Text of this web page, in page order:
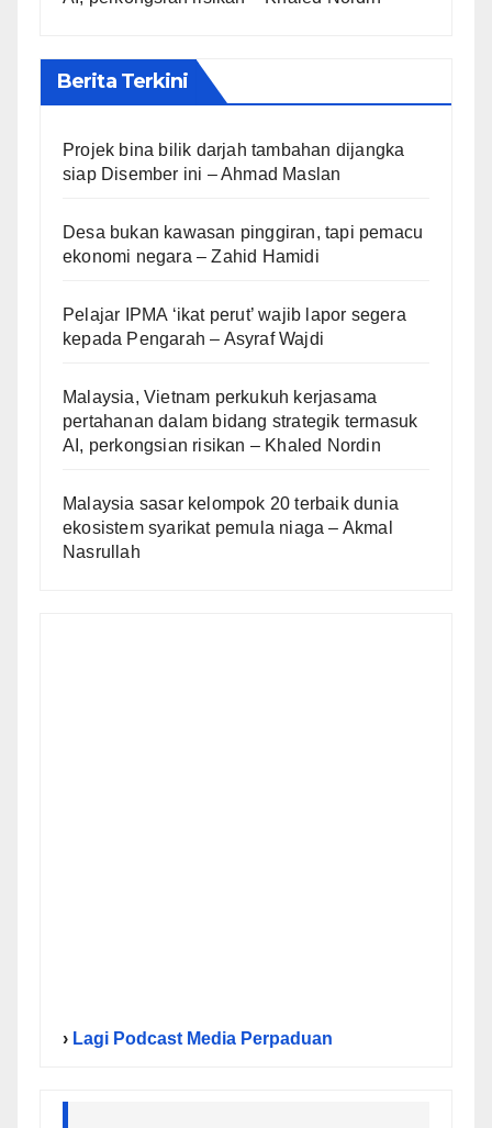
Berita Terkini
Projek bina bilik darjah tambahan dijangka
siap Disember ini – Ahmad Maslan
Desa bukan kawasan pinggiran, tapi pemacu
ekonomi negara – Zahid Hamidi
Pelajar IPMA ‘ikat perut’ wajib lapor segera
kepada Pengarah – Asyraf Wajdi
Malaysia, Vietnam perkukuh kerjasama
pertahanan dalam bidang strategik termasuk
AI, perkongsian risikan – Khaled Nordin
Malaysia sasar kelompok 20 terbaik dunia
ekosistem syarikat pemula niaga – Akmal
Nasrullah
› Lagi Podcast Media Perpaduan